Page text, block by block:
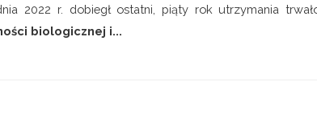
2022 r. dobiegł ostatni, piąty rok utrzymania
biologicznej i...